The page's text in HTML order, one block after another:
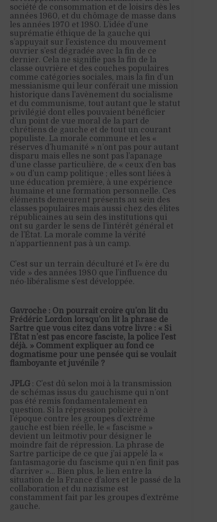
société de consommation et de loisirs dès les
années 1960, et du chômage de masse dans
les années 1970 et 1980. L’idée d’une
suprématie éthique de la gauche qui
s’appuyait sur l’existence du mouvement
ouvrier s’est dégradée avec la fin de ce
dernier. Cela ne signifie pas la fin de la
classe ouvrière et des couches populaires
comme catégories sociales, mais la fin d’un
messianisme qui leur conférait une mission
historique dans l’avènement du socialisme
et du communisme, tout autant que le statut
privilégié dont elles pouvaient bénéficier
d’un point de vue moral de la part de
chrétiens de gauche et de tout un courant
populiste. La morale commune et les «
réserves d’humanité » n’ont pas pour autant
disparu mais elles ne sont pas l’apanage
d’une classe particulière, de « ceux d’en bas
» ou d’un camp politique ; elles sont liées à
une éducation première, à une expérience
humaine et une formation personnelle. Ces
éléments demeurent présents au sein des
classes populaires mais aussi chez des élites
républicaines au sein des institutions qui
ont su garder le sens de l’intérêt général et
de l’État. La morale comme la vérité
n’appartiennent pas à un camp.
C’est sur un terrain déculturé et l’« ère du
vide » des années 1980 que l’influence du
néo-libéralisme s’est développée.
Gavroche : On pourrait croire qu’on lit du
Frédéric Lordon lorsqu’on lit la phrase de
Sartre que vous citez dans votre livre : « Si
l’État n’est pas encore fasciste, la police l’est
déjà. » Comment expliquer au fond ce
dogmatisme pour une pensée qui se voulait
flamboyante et juvénile ?
JPLG : C’est dû selon moi à la transmission
de schémas issus du gauchisme qui n’ont
pas été remis fondamentalement en
question. Si la répression policière à
l’époque contre les groupes d’extrême
gauche est bien réelle, le « fascisme »
devient un leitmotiv pour désigner le
moindre fait de répression. La phrase de
Sartre participe de ce que j’ai appelé la «
fantasmagorie du fascisme qui n’en finit pas
d’arriver »… Bien plus, le lien entre la
situation de la France d’alors et le passé de la
collaboration et du nazisme est
constamment fait par les groupes d’extrême
gauche.